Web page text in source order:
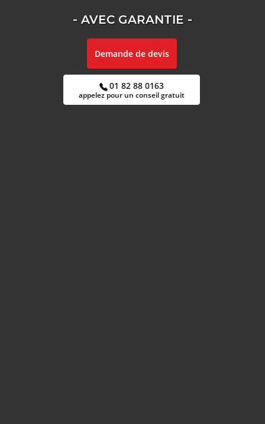
- AVEC GARANTIE -
Demande de devis
01 82 88 0163
appelez pour un conseil gratuit